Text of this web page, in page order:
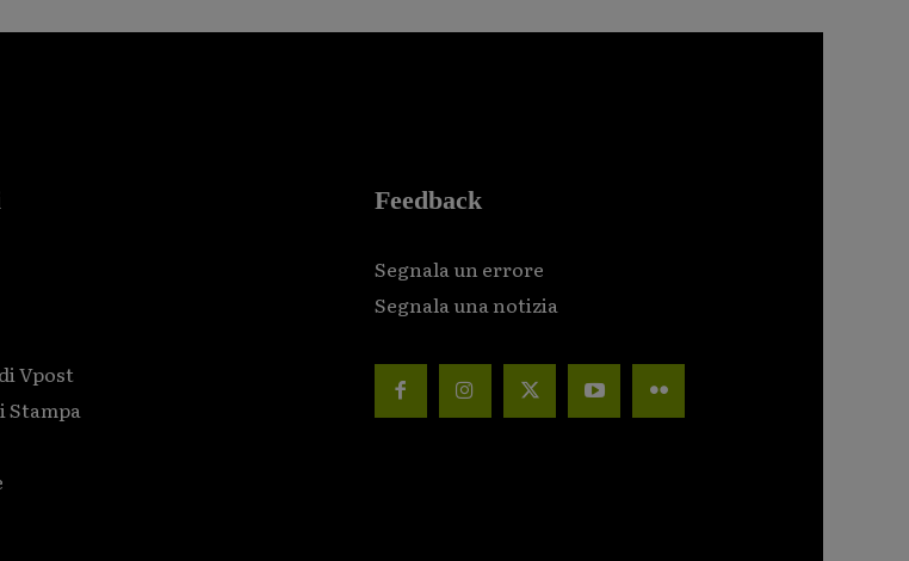
Vpost
Stampa
Feedback
Segnala un errore
Segnala una notizia